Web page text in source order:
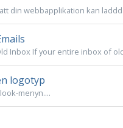
din webbapplikation kan
Inbox If your entire inbox of
logotyp
menyn....